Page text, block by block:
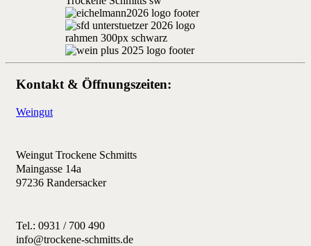
Kontakt & Öffnungszeiten:
Weingut
Weingut Trockene Schmitts
Maingasse 14a
97236 Randersacker
Tel.: 0931 / 700 490
info@trockene-schmitts.de